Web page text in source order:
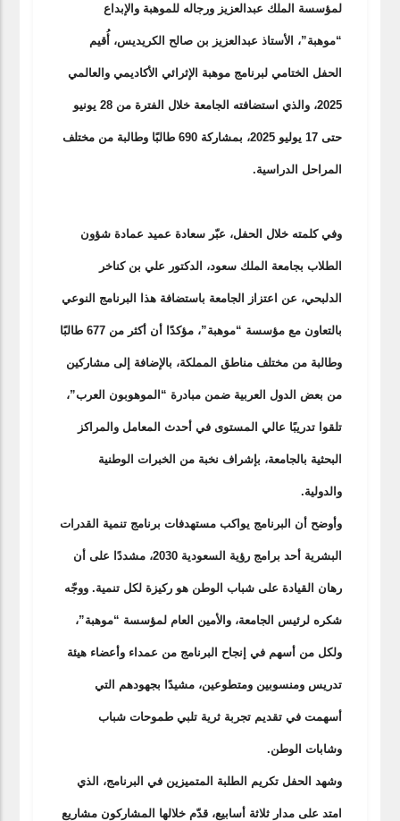
لمؤسسة الملك عبدالعزيز ورجاله للموهبة والإبداع
“موهبة”، الأستاذ عبدالعزيز بن صالح الكريديس، أُقيم
الحفل الختامي لبرنامج موهبة الإثرائي الأكاديمي والعالمي
2025، والذي استضافته الجامعة خلال الفترة من 28 يونيو
حتى 17 يوليو 2025، بمشاركة 690 طالبًا وطالبة من مختلف
المراحل الدراسية.
وفي كلمته خلال الحفل، عبّر سعادة عميد عمادة شؤون
الطلاب بجامعة الملك سعود، الدكتور علي بن كناخر
الدلبحي، عن اعتزاز الجامعة باستضافة هذا البرنامج النوعي
بالتعاون مع مؤسسة “موهبة”، مؤكدًا أن أكثر من 677 طالبًا
وطالبة من مختلف مناطق المملكة، بالإضافة إلى مشاركين
من بعض الدول العربية ضمن مبادرة “الموهوبون العرب”،
تلقوا تدريبًا عالي المستوى في أحدث المعامل والمراكز
البحثية بالجامعة، بإشراف نخبة من الخبرات الوطنية
والدولية.
وأوضح أن البرنامج يواكب مستهدفات برنامج تنمية القدرات
البشرية أحد برامج رؤية السعودية 2030، مشددًا على أن
رهان القيادة على شباب الوطن هو ركيزة لكل تنمية. ووجّه
شكره لرئيس الجامعة، والأمين العام لمؤسسة “موهبة”،
ولكل من أسهم في إنجاح البرنامج من عمداء وأعضاء هيئة
تدريس ومنسوبين ومتطوعين، مشيدًا بجهودهم التي
أسهمت في تقديم تجربة ثرية تلبي طموحات شباب
وشابات الوطن.
وشهد الحفل تكريم الطلبة المتميزين في البرنامج، الذي
امتد على مدار ثلاثة أسابيع، قدّم خلالها المشاركون مشاريع